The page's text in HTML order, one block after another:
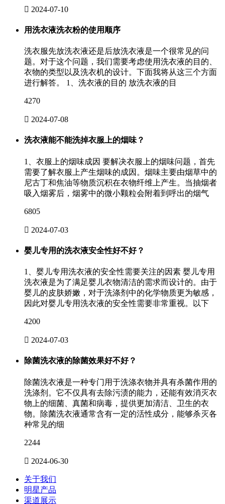
 2024-07-10
用洗衣液洗衣粉的使用顺序
洗衣服先放洗衣液还是后放洗衣液是一个很常见的问
题。对于这个问题，我们需要考虑使用洗衣液的目的、
衣物的类型以及洗衣机的设计。下面我将从这三个方面
进行解答。 1、洗衣液的目的 放洗衣液的目
4270
 2024-07-08
洗衣液能不能洗掉衣服上的烟味？
1、衣服上的烟味成因 要解决衣服上的烟味问题，首先
需要了解衣服上产生烟味的成因。烟味主要由烟草中的
尼古丁和焦油等物质沉积在衣物纤维上产生。当抽烟者
吸入烟雾后，烟雾中的微小颗粒会附着到呼出的烟气
6805
 2024-07-03
婴儿专用的洗衣液安全性好不好？
1、婴儿专用洗衣液的安全性需要关注的因素 婴儿专用
洗衣液是为了满足婴儿衣物清洁的需求而设计的。由于
婴儿的皮肤娇嫩，对于洗涤剂中的化学物质更为敏感，
因此对婴儿专用洗衣液的安全性需要非常重视。以下
4200
 2024-07-03
除菌洗衣液的除菌效果好不好？
除菌洗衣液是一种专门用于洗涤衣物并具有杀菌作用的
洗涤剂。它不仅具有去除污渍的能力，还能有效消灭衣
物上的细菌、真菌和病毒，提供更加清洁、卫生的衣
物。除菌洗衣液通常含有一定的活性成分，能够杀灭各
种常见的细
2244
 2024-06-30
关于我们
明星产品
渠道展示